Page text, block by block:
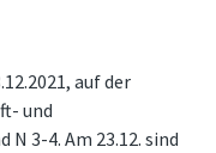
auf der
und
N 3-4. Am 23.12. sind